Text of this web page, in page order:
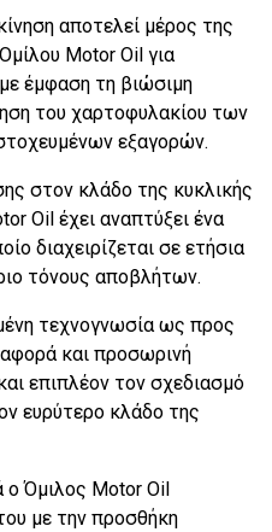
αποτελεί μέρος της
Motor Oil για
έμφαση τη βιώσιμη
του χαρτοφυλακίου των
εξαγορών.
στον κλάδο της κυκλικής
Oil έχει αναπτύξει ένα
διαχειρίζεται σε ετήσια
τόνους αποβλήτων.
τεχνογνωσία ως προς
και προσωρινή
επιπλέον τον σχεδιασμό
ευρύτερο κλάδο της
ο Όμιλος Motor Oil
με την προσθήκη